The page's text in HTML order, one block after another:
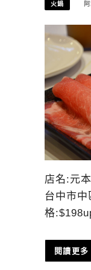
火鍋
店名:元
台中市中
格